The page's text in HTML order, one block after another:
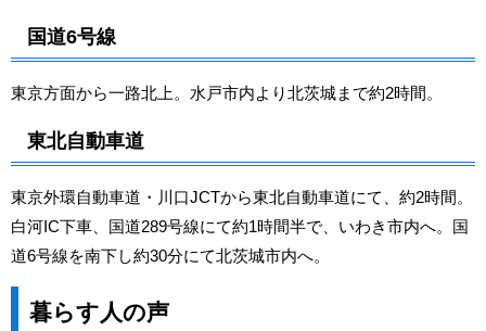
国道6号線
東京方面から一路北上。水戸市内より北茨城まで約2時間。
東北自動車道
東京外環自動車道・川口JCTから東北自動車道にて、約2時間。
白河IC下車、国道289号線にて約1時間半で、いわき市内へ。国
道6号線を南下し約30分にて北茨城市内へ。
暮らす人の声